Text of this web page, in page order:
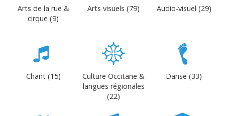
Arts de la rue &
cirque (9)
Arts visuels (79) Audio-visuel (29)
Chant (15)
Culture Occitane &
langues régionales
(22)
Danse (33)